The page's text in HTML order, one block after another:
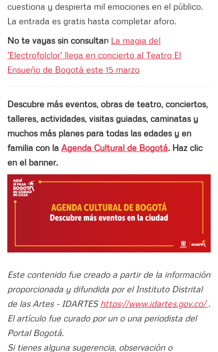
cuestiona y despierta mil emociones en el público.
La entrada es gratis hasta completar aforo.
No te vayas sin consultar: La magia del
'Electrofolclor' llega en concierto al Teatro El
Ensueño de Bogotá este 15 marzo
Descubre más eventos, obras de teatro, conciertos,
talleres, actividades, visitas guiadas, caminatas y
muchos más planes para todas las edades y en
familia con la Agenda Cultural de Bogotá. Haz clic
en el banner.
Este contenido fue creado a partir de la información
proporcionada y difundida por el Instituto Distrital
de las Artes - IDARTES https://www.idartes.gov.co/.
El artículo fue curado por un o una periodista del
Portal Bogotá.
Si tienes alguna sugerencia, observación o